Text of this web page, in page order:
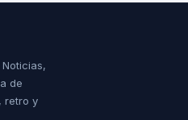
de
retro y